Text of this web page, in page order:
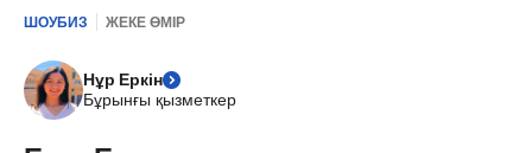
ШОУБИЗ ЖЕКЕ ӨМІР
Нұр Еркін
Бұрынғы қызметкер